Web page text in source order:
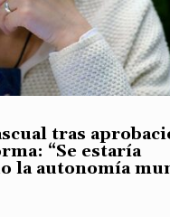
tras
“Se estaría
la autonomía